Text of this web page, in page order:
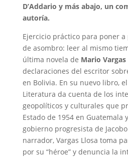
D’Addario y más abajo, un
autoría.
Ejercicio práctico para poner
de asombro: leer al mismo
última novela de Mario Vargas
declaraciones del escritor
en Bolivia. En su nuevo libro,
Literatura da cuenta de los
geopolíticos y culturales que
Estado de 1954 en Guatemala
gobierno progresista de
narrador, Vargas Llosa toma
por su “héroe” y denuncia la